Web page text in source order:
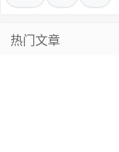
热门文章